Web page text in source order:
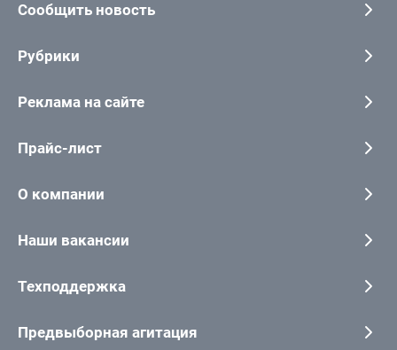
Сообщить новость
Рубрики
Реклама на сайте
Прайс-лист
О компании
Наши вакансии
Техподдержка
Предвыборная агитация